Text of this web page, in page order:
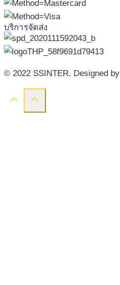
บริการจัดส่ง
© 2022 SSINTER. Designed by